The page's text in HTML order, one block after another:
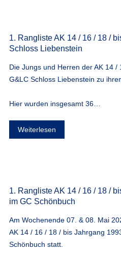
1. Rangliste AK 14 / 16 / 18 /
Schloss Liebenstein
Die Jungs und Herren der AK 14
G&LC Schloss Liebenstein zu
Hier wurden insgesamt 36…
Weiterlesen
1. Rangliste AK 14 / 16 / 18 /
im GC Schönbuch
Am Wochenende 07. & 08. Mai
AK 14 / 16 / 18 / bis Jahrgang
Schönbuch statt.